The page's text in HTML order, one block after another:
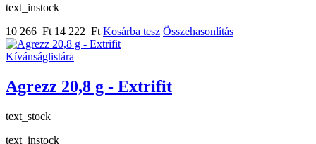
text_instock
10 266 Ft 14 222 Ft Kosárba tesz Összehasonlítás
Kívánságlistára
Agrezz 20,8 g - Extrifit
text_stock
text_instock